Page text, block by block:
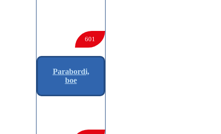
601
Parabordi,
boe